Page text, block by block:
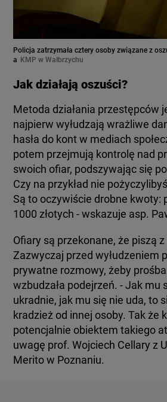
Policja zatrzymała cztery osoby związane z
a KMP w Wałbrzychu
Jak działają oszuści?
Metoda działania przestępców
najpierw wyłudzają wrażliwe
hasła do kont w mediach
potem przejmują kontrolę nad
swoich ofiar, podszywając się
Czy na przykład nie
Są to oczywiście drobne kwoty:
1000 złotych - wskazuje asp.
Ofiary są przekonane, że piszą
Zazwyczaj przed wyłudzeniem
prywatne rozmowy, żeby
wzbudzała podejrzeń. - Jak mu
ukradnie, jak mu się nie uda, to
kradzież od innej osoby. Tak że
potencjalnie obiektem takiego
uwagę prof. Wojciech Cellary z
Merito w Poznaniu.